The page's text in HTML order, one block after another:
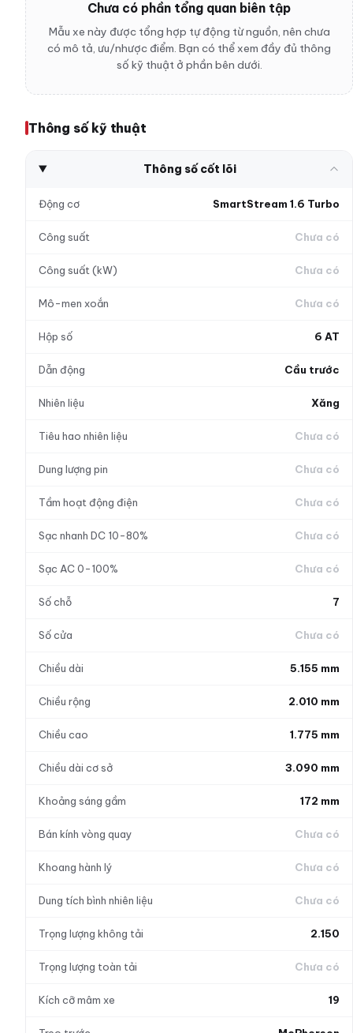
Chưa có phần tổng quan biên tập
Mẫu xe này được tổng hợp tự động từ nguồn, nên chưa
có mô tả, ưu/nhược điểm. Bạn có thể xem đầy đủ thông
số kỹ thuật ở phần bên dưới.
Thông số kỹ thuật
Thông số cốt lõi
Động cơ SmartStream 1.6 Turbo
Công suất Chưa có
Công suất (kW) Chưa có
Mô-men xoắn Chưa có
Hộp số 6 AT
Dẫn động Cầu trước
Nhiên liệu Xăng
Tiêu hao nhiên liệu Chưa có
Dung lượng pin Chưa có
Tầm hoạt động điện Chưa có
Sạc nhanh DC 10-80% Chưa có
Sạc AC 0-100% Chưa có
Số chỗ 7
Số cửa Chưa có
Chiều dài 5.155 mm
Chiều rộng 2.010 mm
Chiều cao 1.775 mm
Chiều dài cơ sở 3.090 mm
Khoảng sáng gầm 172 mm
Bán kính vòng quay Chưa có
Khoang hành lý Chưa có
Dung tích bình nhiên liệu Chưa có
Trọng lượng không tải 2.150
Trọng lượng toàn tải Chưa có
Kích cỡ mâm xe 19